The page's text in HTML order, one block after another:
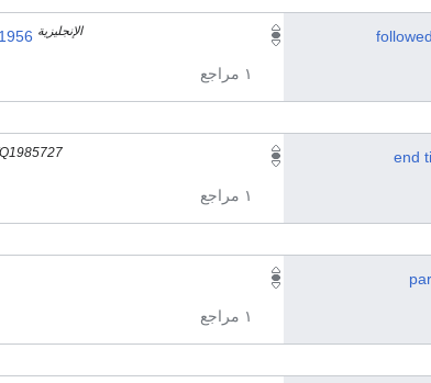
الإنجليزية
١ مراجع
end
١ مراجع
١ مراجع